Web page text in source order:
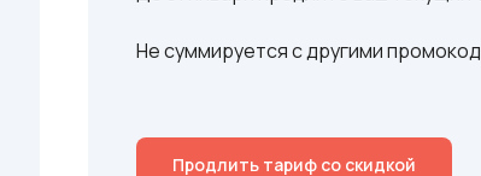
Не суммируется с другими
Продлить тариф со скидкой